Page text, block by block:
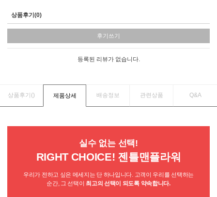
상품후기(0)
후기쓰기
등록된 리뷰가 없습니다.
상품후기() 제품상세 배송정보 관련상품 Q&A
실수 없는 선택!
RIGHT CHOICE! 젠틀맨플라워
우리가 전하고 싶은 메세지는 단 하나입니다. 고객이 우리를 선택하는
순간, 그 선택이 최고의 선택이 되도록 약속합니다.